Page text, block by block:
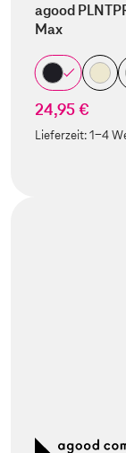
agood
Max
24,95 €
Lieferzeit:1-4